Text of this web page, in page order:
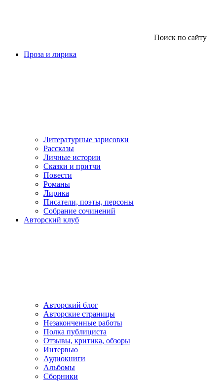
Поиск по сайту
Проза и лирика
Литературные зарисовки
Рассказы
Личные истории
Сказки и притчи
Повести
Романы
Лирика
Писатели, поэты, персоны
Собрание сочинений
Авторский клуб
Авторский блог
Авторские страницы
Незаконченные работы
Полка публициста
Отзывы, критика, обзоры
Интервью
Аудиокниги
Альбомы
Сборники